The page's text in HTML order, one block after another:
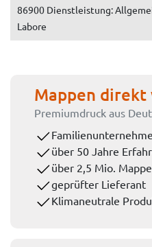
86900 Dienstleistung:
Labore
Mappen
Premiumdruck aus
über 50 Jahre
über 2,5 Mio.
geprüfter Lieferant
Klimaneutrale